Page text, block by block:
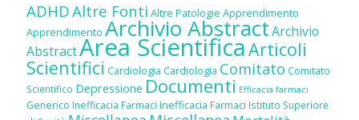
ADHDAltre Fonti Altre Patologie Apprendimento
Apprendimento Archivio AbstractArchivio
AbstractArea ScientificaArticoli
Scientifici Cardiologia Cardiologia Comitato Comitato
Scientifico Depressione Documenti Efficacia farmaci
Generico Inefficacia Farmaci Inefficacia Farmaci Istituto Superiore